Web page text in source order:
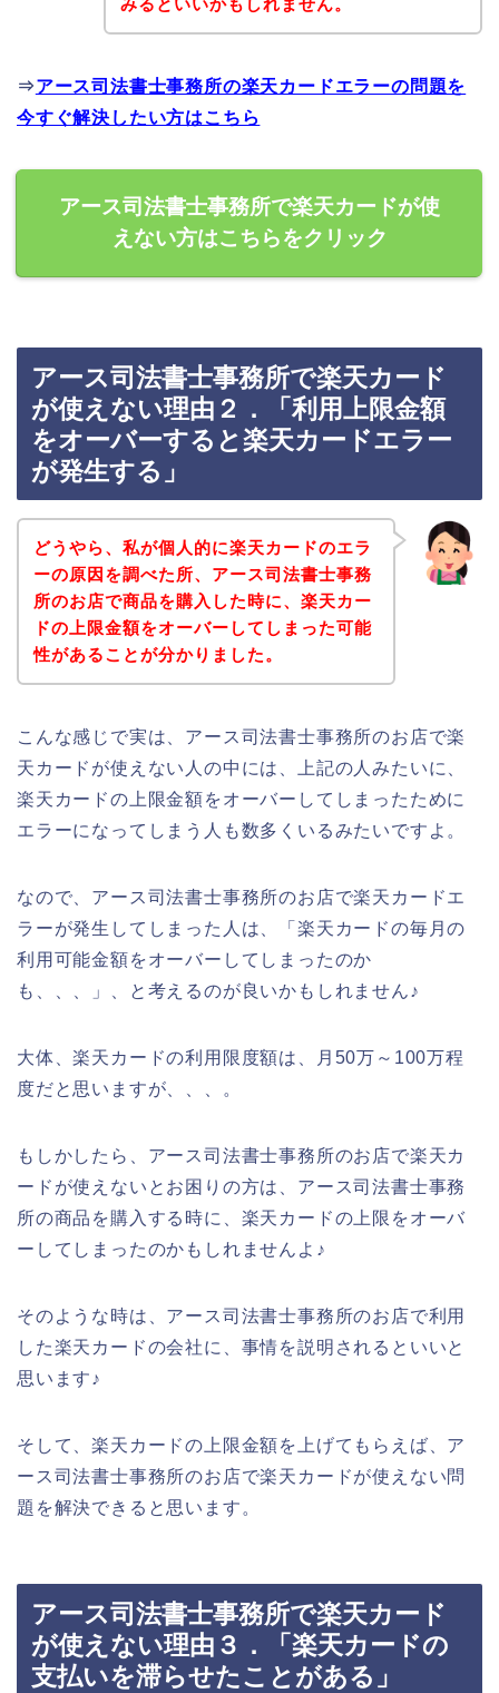
みるといいかもしれません。
⇒アース司法書士事務所の楽天カードエラーの問題を
今すぐ解決したい方はこちら
アース司法書士事務所で楽天カードが使
えない方はこちらをクリック
アース司法書士事務所で楽天カード
が使えない理由２．「利用上限金額
をオーバーすると楽天カードエラー
が発生する」
どうやら、私が個人的に楽天カードのエラ
ーの原因を調べた所、アース司法書士事務
所のお店で商品を購入した時に、楽天カー
ドの上限金額をオーバーしてしまった可能
性があることが分かりました。
こんな感じで実は、アース司法書士事務所のお店で楽
天カードが使えない人の中には、上記の人みたいに、
楽天カードの上限金額をオーバーしてしまったために
エラーになってしまう人も数多くいるみたいですよ。
なので、アース司法書士事務所のお店で楽天カードエ
ラーが発生してしまった人は、「楽天カードの毎月の
利用可能金額をオーバーしてしまったのか
も、、、」、と考えるのが良いかもしれません♪
大体、楽天カードの利用限度額は、月50万～100万程
度だと思いますが、、、。
もしかしたら、アース司法書士事務所のお店で楽天カ
ードが使えないとお困りの方は、アース司法書士事務
所の商品を購入する時に、楽天カードの上限をオーバ
ーしてしまったのかもしれませんよ♪
そのような時は、アース司法書士事務所のお店で利用
した楽天カードの会社に、事情を説明されるといいと
思います♪
そして、楽天カードの上限金額を上げてもらえば、ア
ース司法書士事務所のお店で楽天カードが使えない問
題を解決できると思います。
アース司法書士事務所で楽天カード
が使えない理由３．「楽天カードの
支払いを滞らせたことがある」